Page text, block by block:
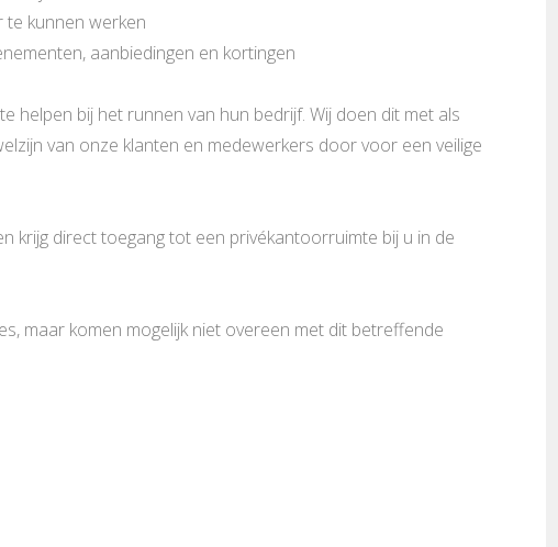
te kunnen werken
aanbiedingen en kortingen
helpen bij het runnen van hun bedrijf. Wij doen dit met als
van onze klanten en medewerkers door voor een veilige
krijg direct toegang tot een privékantoorruimte bij u in de
maar komen mogelijk niet overeen met dit betreffende